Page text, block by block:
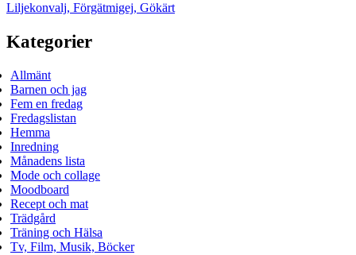
Liljekonvalj, Förgätmigej, Gökärt
Kategorier
Allmänt
Barnen och jag
Fem en fredag
Fredagslistan
Hemma
Inredning
Månadens lista
Mode och collage
Moodboard
Recept och mat
Trädgård
Träning och Hälsa
Tv, Film, Musik, Böcker